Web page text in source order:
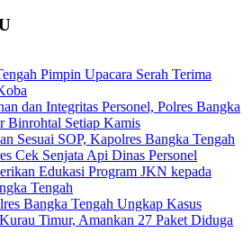
Pimpin Upacara Serah Terima
dan Integritas Personel, Polres Bangka
Binrohtal Setiap Kamis
Sesuai SOP, Kapolres Bangka Tengah
Cek Senjata Api Dinas Personel
Edukasi Program JKN kepada
Tengah
Bangka Tengah Ungkap Kasus
Timur, Amankan 27 Paket Diduga